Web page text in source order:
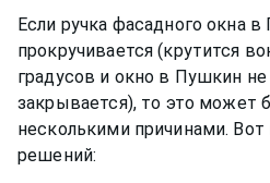
Если ручка фасадного окна
прокручивается (крутится
градусов и окно в Пушкин
закрывается), то это может
несколькими причинами.
решений: